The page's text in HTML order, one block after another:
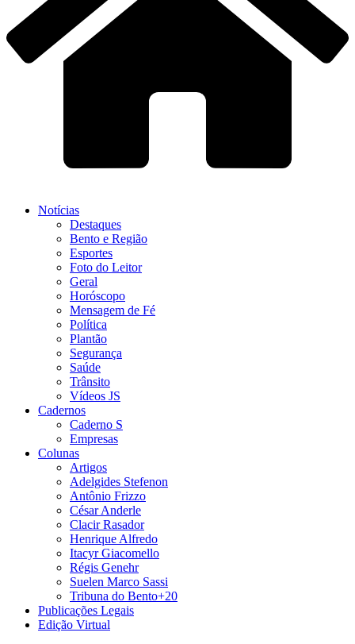
Notícias
Destaques
Bento e Região
Esportes
Foto do Leitor
Geral
Horóscopo
Mensagem de Fé
Política
Plantão
Segurança
Saúde
Trânsito
Vídeos JS
Cadernos
Caderno S
Empresas
Colunas
Artigos
Adelgides Stefenon
Antônio Frizzo
César Anderle
Clacir Rasador
Henrique Alfredo
Itacyr Giacomello
Régis Genehr
Suelen Marco Sassi
Tribuna do Bento+20
Publicações Legais
Edição Virtual